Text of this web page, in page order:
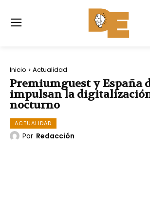
Inicio Actualidad
Premiumguest y España
impulsan la
nocturno
ACTUALIDAD
Por Redacción